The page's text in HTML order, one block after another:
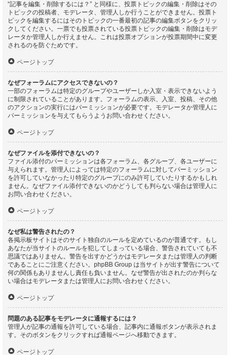
“記事を編集・削除するには？” と同様に、投票トピックの編集・削除はその
トピックの投稿者、モデレータ、管理人しか行うことができません。投票ト
ピックを編集するにはそのトピックの一番最初の記事の編集ボタンをクリッ
クしてください。一票でも投票されている投票トピックの編集・削除はモデ
レータか管理人しか行えません。これは投票オプションが投票期間中に変更
されるのを防ぐためです。
ページトップ
なぜフォーラムにアクセスできないの？
一部のフォーラムは特定のグループやユーザーしか入室・表示できないよう
に制限されていることがあります。フォーラムの表示、入室、投稿、その他
のアクションの実行にはパーミッションが必要です。モデレータか管理人に
パーミッションを与えてもらうようお問い合わせください。
ページトップ
なぜファイルを添付できないの？
ファイル添付のパーミッションは各フォーラム、各グループ、各ユーザーに
与えられます。管理人によっては特定のフォーラムに対してパーミッション
を許可していなかったり特定のグループにのみ許可していたりするかもしれ
ません。なぜファイル添付できないのかどうしても判らない場合は管理人に
お問い合わせください。
ページトップ
なぜ私は警告されたの？
各掲示板サイトはそのサイト独自のルールを定めているのが普通です。もし
あなたが当サイトのルールを犯してしまっている場合、警告されていても不
思議ではありません。警告を出すかどうかはモデレータまたは管理人の判断
であることにご注意ください。phpBB Group は当サイトが出す警告について
何の関係もありませんし責任も負いません。なぜ警告が出されたのか判らな
い場合はモデレータまたは管理人にお問い合わせください。
ページトップ
問題のある記事をモデレータに通報するには？
管理人が記事の通報を許可している場合、記事内に通報ボタンが表示されま
す。そのボタンをクリックすれば通報ページへ移動できます。
ページトップ